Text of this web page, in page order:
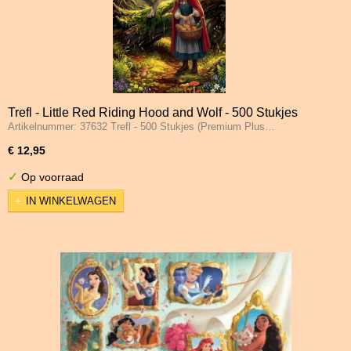
Trefl - Little Red Riding Hood and Wolf - 500 Stukjes
Artikelnummer: 37632 Trefl - 500 Stukjes (Premium Plus…
€ 12,95
✓ Op voorraad
IN WINKELWAGEN